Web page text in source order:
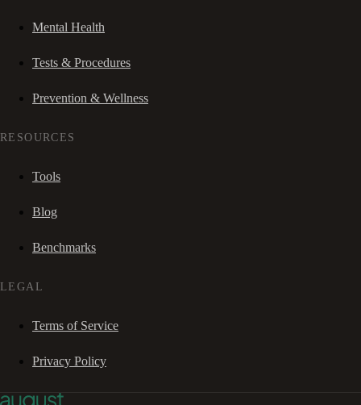
Mental Health
Tests & Procedures
Prevention & Wellness
RESOURCES
Tools
Blog
Benchmarks
LEGAL
Terms of Service
Privacy Policy